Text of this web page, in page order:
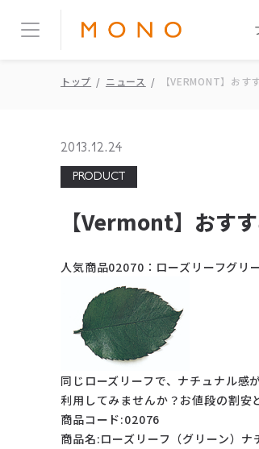
トップ ニュース 【VERMONT】お
2013.12.24
PRODUCT
【Vermont】おす
人気商品02070：ローズリーフグリ
同じローズリーフで、ナチュナル感
利用してみませんか？お値段の割安
商品コード:02076
商品名:ローズリーフ（グリーン）ナ